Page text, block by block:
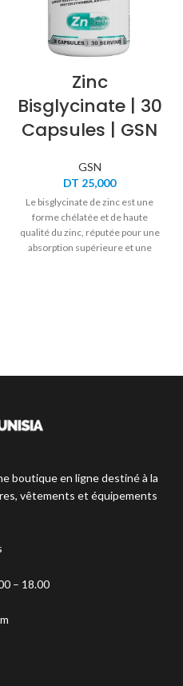
Zinc
Bisglycinate | 30
Capsules | GSN
GSN
DT 25,000
Le bisglycinate de zinc est une
forme chélatée et de haute
qualité du zinc, réputée pour une
absorption supérieure et une
boutique en ligne destiné à la
vêtements et équipements
– 18.00